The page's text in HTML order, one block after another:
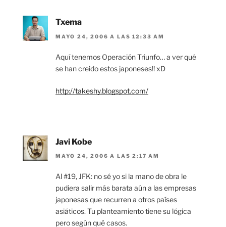
Txema
MAYO 24, 2006 A LAS 12:33 AM
Aquí tenemos Operación Triunfo… a ver qué
se han creido estos japoneses!! xD
http://takeshy.blogspot.com/
Javi Kobe
MAYO 24, 2006 A LAS 2:17 AM
Al #19, JFK: no sé yo si la mano de obra le
pudiera salir más barata aún a las empresas
japonesas que recurren a otros países
asiáticos. Tu planteamiento tiene su lógica
pero según qué casos.